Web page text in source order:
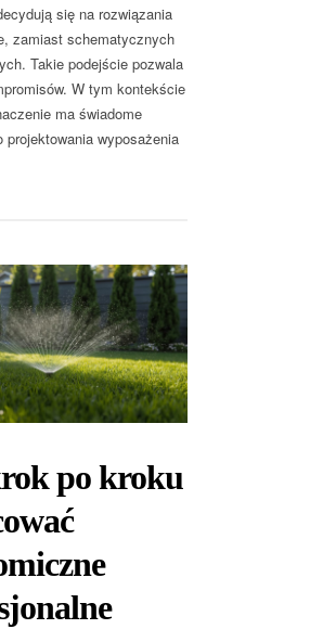
się na rozwiązania
zamiast schematycznych
Takie podejście pozwala
W tym kontekście
ma świadome
projektowania wyposażenia
po kroku